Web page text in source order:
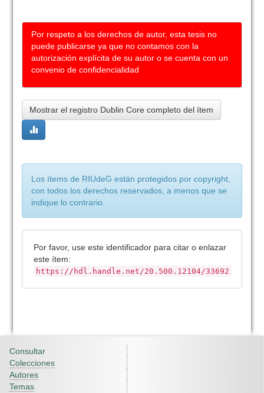
Por respeto a los derechos de autor, esta tesis no
puede publicarse ya que no contamos con la
autorización explícita de su autor o se cuenta con un
convenio de confidencialidad
Mostrar el registro Dublin Core completo del ítem
Los ítems de RIUdeG están protegidos por copyright,
con todos los derechos reservados, a menos que se
indique lo contrario.
Por favor, use este identificador para citar o enlazar
este ítem:
https://hdl.handle.net/20.500.12104/33692
Consultar
Colecciones
Autores
Temas